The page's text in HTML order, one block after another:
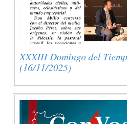
XXXIII Domingo del
(16/11/2025)